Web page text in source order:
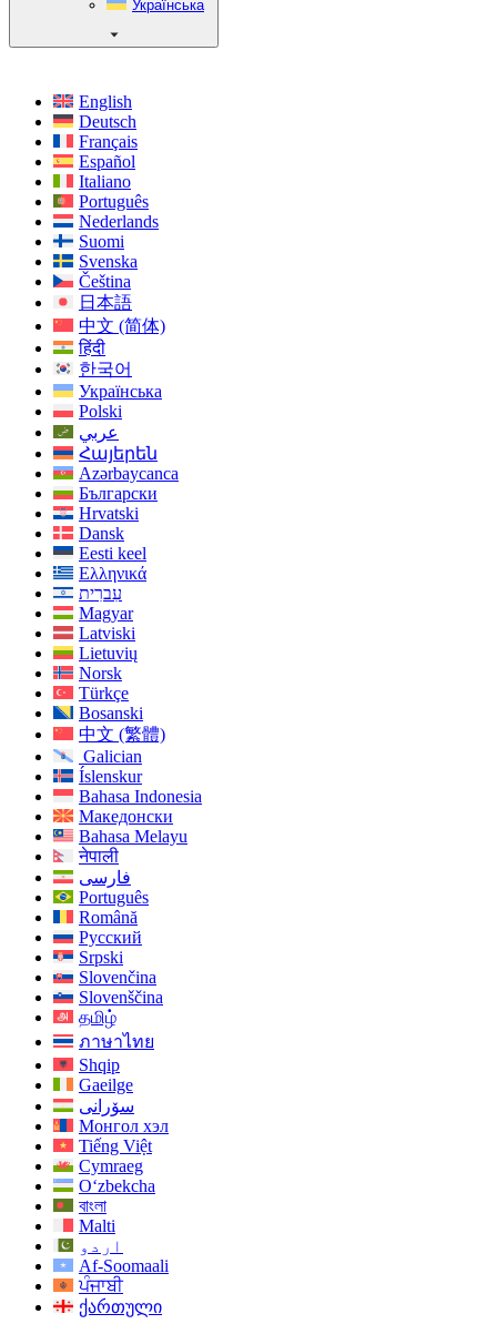
Українська
English
Deutsch
Français
Español
Italiano
Português
Nederlands
Suomi
Svenska
Čeština
日本語
中文 (简体)
हिंदी
한국어
Українська
Polski
عربي
Հայերեն
Azərbaycanca
Български
Hrvatski
Dansk
Eesti keel
Ελληνικά
עִברִית
Magyar
Latviski
Lietuvių
Norsk
Türkçe
Bosanski
中文 (繁體)
Galician
Íslenskur
Bahasa Indonesia
Македонски
Bahasa Melayu
नेपाली
فارسی
Português
Română
Русский
Srpski
Slovenčina
Slovenščina
தமிழ்
ภาษาไทย
Shqip
Gaeilge
سۆرانی
Монгол хэл
Tiếng Việt
Cymraeg
O‘zbekcha
বাংলা
Malti
اردو
Af-Soomaali
ਪੰਜਾਬੀ
ქართული